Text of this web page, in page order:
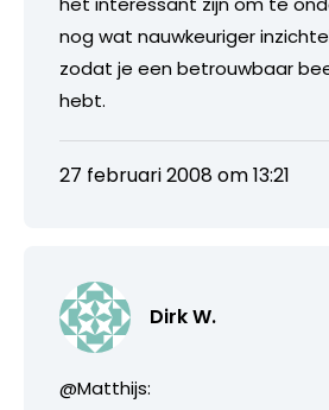
nog wat nauwkeuriger
zodat je een betrouwbaar
hebt.
27 februari 2008 om 13:21
Dirk W.
@Matthijs: